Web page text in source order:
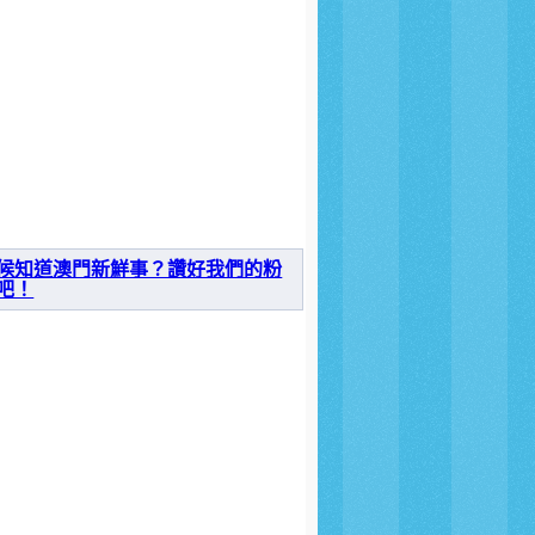
知道澳門新鮮事？讚好我們的粉
！